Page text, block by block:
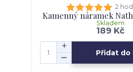
2
Kamenný náramek
189 Kč
Skladem
Přidat do